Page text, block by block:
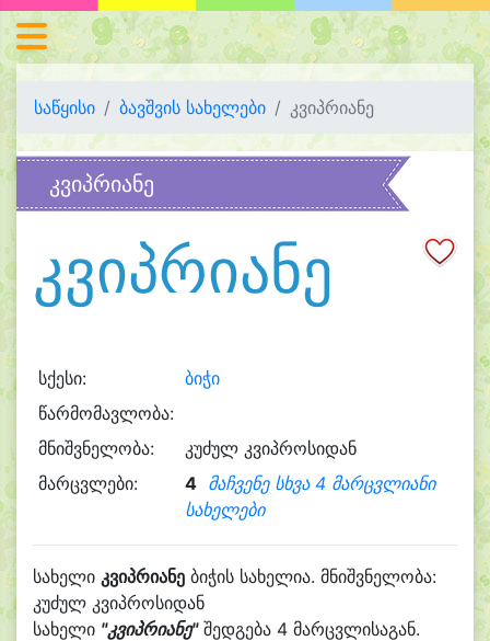
საწყისი ბავშვის სახელები კვიპრიანე
კვიპრიანე
კვიპრიანე
სქესი:
ბიჭი
წარმომავლობა:
მნიშვნელობა:
კუძულ კვიპროსიდან
მარცვლები:
4 მაჩვენე სხვა 4 მარცვლიანი
სახელები
სახელი კვიპრიანე ბიჭის სახელია. მნიშვნელობა:
კუძულ კვიპროსიდან
სახელი "კვიპრიანე"შედგება 4 მარცვლისაგან.